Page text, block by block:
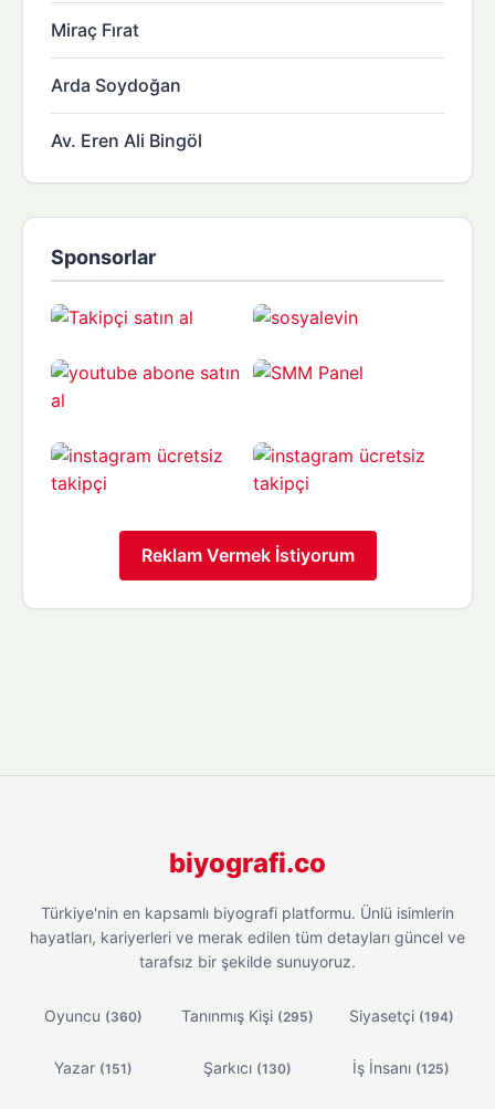
Miraç Fırat
Arda Soydoğan
Av. Eren Ali Bingöl
Sponsorlar
Reklam Vermek İstiyorum
biyografi.co
Türkiye'nin en kapsamlı biyografi platformu. Ünlü isimlerin
hayatları, kariyerleri ve merak edilen tüm detayları güncel ve
tarafsız bir şekilde sunuyoruz.
Oyuncu (360) Tanınmış Kişi (295) Siyasetçi (194)
Yazar (151) Şarkıcı (130) İş İnsanı (125)